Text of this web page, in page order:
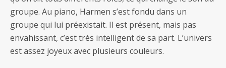
groupe. Au piano, Harmen s’est fondu dans un
groupe qui lui préexistait. Il est présent, mais pas
envahissant, c’est très intelligent de sa part. L’univers
est assez joyeux avec plusieurs couleurs.